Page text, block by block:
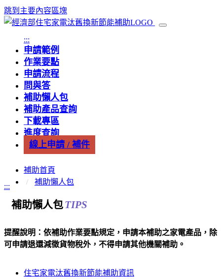
跳到主要內容區塊
:::
申請範例
作業要點
申請流程
問與答
補助懶人包
補助產品查詢
下載專區
進度查詢
線上申請 / 補件
補助首頁
補助懶人包
:::
補助懶人包TIPS
提醒說明：依補助作業要點規定，申請本補助之家電產品，除
可申請退還減徵貨物稅外，不得申請其他機關補助。
住宅家電汰舊換新節能補助資訊